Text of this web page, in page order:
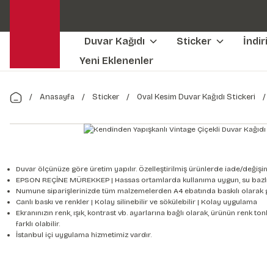
Duvar Kağıdı Sticker
Yeni Eklenenler
Anasayfa Sticker Oval Kesim Duvar Kağıdı Stickeri
Duvar ölçünüze göre üretim yapılır. Özelleştirilmiş ürünlerde iade/
EPSON REÇİNE MÜREKKEP | Hassas ortamlarda kullanıma uygun, su
Numune siparişlerinizde tüm malzemelerden A4 ebatında baskılı olarak
Canlı baskı ve renkler | Kolay silinebilir ve sökülebilir | Kolay uygulama
Ekranınızın renk, ışık, kontrast vb. ayarlarına bağlı olarak, ürünün renk
farklı olabilir.
İstanbul içi uygulama hizmetimiz vardır.